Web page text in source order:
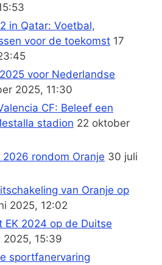
in Qatar: Voetbal,
voor de toekomst 17
voor Nederlandse
2025, 11:30
CF: Beleef een
stadion 22 oktober
rondom Oranje 30 juli
van Oranje op
2025, 12:02
EK 2024 op de Duitse
2025, 15:39
sportfanervaring